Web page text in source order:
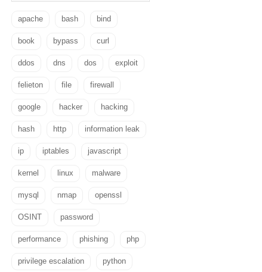
apache bash bind
book bypass curl
ddos dns dos exploit
felieton file firewall
google hacker hacking
hash http information leak
ip iptables javascript
kernel linux malware
mysql nmap openssl
OSINT password
performance phishing php
privilege escalation python